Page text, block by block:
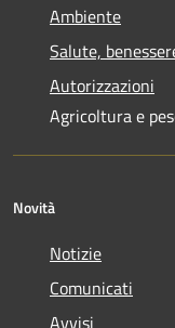
Ambiente
Salute,
Autorizzazioni
Agricoltura e
Novità
Notizie
Comunicati